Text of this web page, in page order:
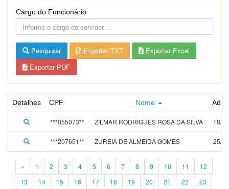
Cargo do Funcionário
Pesquisar Exportar TXT
Exportar Excel
Exportar PDF
Detalhes CPF Nome
***055073** ZILMAR RODRIGUES ROSA DA SILVA 18/
***207651** ZUREIA DE ALMEIDA GOMES 25/
« 1 2 3 4 5 6 7 8 9 10 11
12
13
14 15 16 17 18 19 20 21 22
23